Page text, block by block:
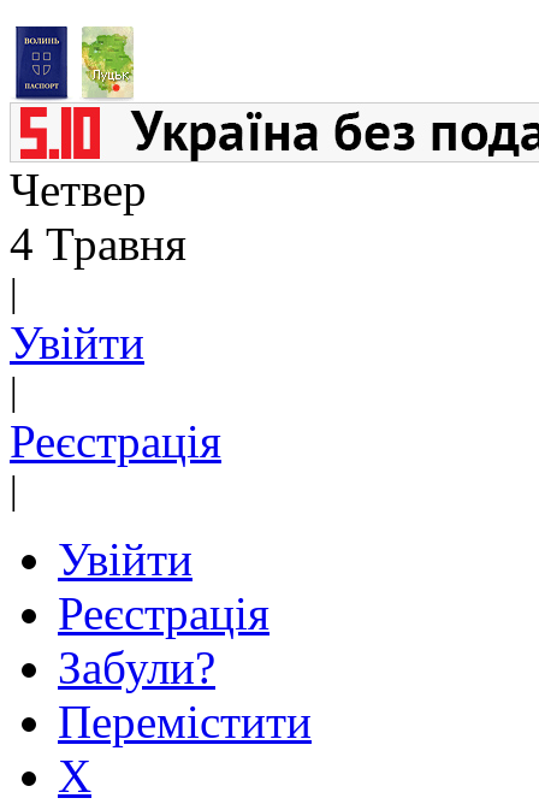
Четвер
4 Травня
|
Увійти
|
Реєстрація
|
Увійти
Реєстрація
Забули?
Перемістити
X